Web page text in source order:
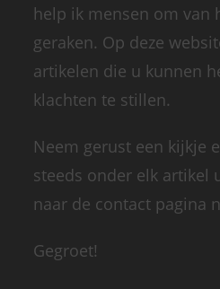
help ik mensen om van
geraken. Op deze
artikelen die u kunnen
klachten te stillen.
Neem gerust een kijkje
steeds onder elk artikel
naar de contact pagina
Gegroet!